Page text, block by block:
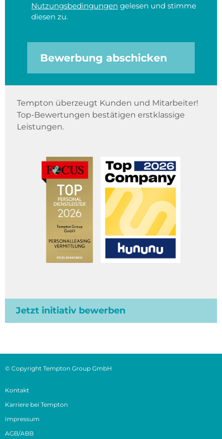
Nutzungsbedingungen gelesen und stimme
diesen zu.
Bewerbung abschicken
Tempton überzeugt Kunden und Mitarbeiter!
Top-Bewertungen bestätigen erstklassige
Leistungen.
Jetzt initiativ bewerben
© Copyright Tempton Group GmbH
Kontakt
Karriere bei Tempton
Impressum
AGB/ABB